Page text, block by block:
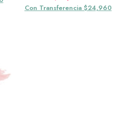
Con Transferencia $24,960